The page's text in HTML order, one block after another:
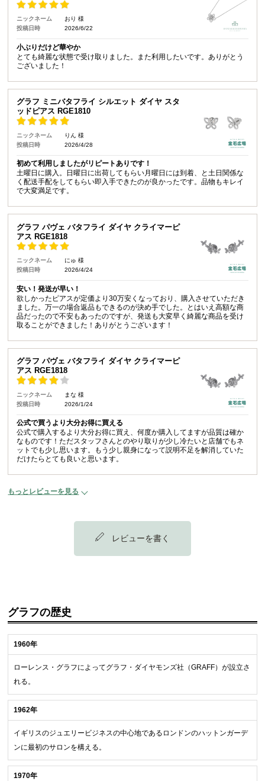
ニックネーム
おり 様
投稿日時
2026/6/22
小ぶりだけど華やか
とても綺麗な状態で受け取りました。また利用したいです。ありがとう
ございました！
グラフ ミニバタフライ シルエット ダイヤ スタ
ッドピアス RGE1810
ニックネーム
りん 様
投稿日時
2026/4/28
初めて利用しましたがリピートありです！
土曜日に購入。日曜日に出荷してもらい月曜日には到着、と土日関係な
く配送手配をしてもらい即入手できたのが良かったです。品物もキレイ
で大変満足です。
グラフ パヴェ バタフライ ダイヤ クライマーピ
アス RGE1818
ニックネーム
にゅ 様
投稿日時
2026/4/24
安い！発送が早い！
欲しかったピアスが定価より30万安くなっており、購入させていただき
ました。万一の場合返品もできるのが決め手でした。とはいえ高額な商
品だったので不安もあったのですが、発送も大変早く綺麗な商品を受け
取ることができました！ありがとうございます！
グラフ パヴェ バタフライ ダイヤ クライマーピ
アス RGE1818
ニックネーム
まな 様
投稿日時
2026/1/24
公式で買うより大分お得に買える
公式で購入するより大分お得に買え、何度か購入してますが品質は確か
なものです！ただスタッフさんとのやり取りが少し冷たいと店舗でもネ
ットでも少し思います。もう少し親身になって説明不足を解消していた
だけたらとても良いと思います。
もっとレビューを見る
レビューを書く
グラフの歴史
1960年
ローレンス・グラフによってグラフ・ダイヤモンズ社（GRAFF）が設立さ
れる。
1962年
イギリスのジュエリービジネスの中心地であるロンドンのハットンガーデ
ンに最初のサロンを構える。
1970年